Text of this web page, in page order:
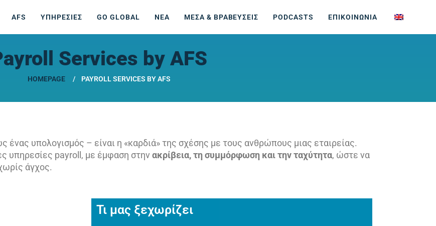
AFS ΥΠΗΡΕΣΙΕΣ GO GLOBAL ΝΕΑ ΜΕΣΑ & ΒΡΑΒΕΥΣΕΙΣ PODCASTS ΕΠΙΚΟΙΝΩΝΙΑ
Services by AFS
HOMEPAGE PAYROLL SERVICES BY AFS
ένας υπολογισμός – είναι η «καρδιά» της σχέσης με τους ανθρώπους μιας εταιρείας.
υπηρεσίες payroll, με έμφαση στηνακρίβεια, τη συμμόρφωση και την ταχύτητα, ώστε να
άγχος.
Τι μας ξεχωρίζει